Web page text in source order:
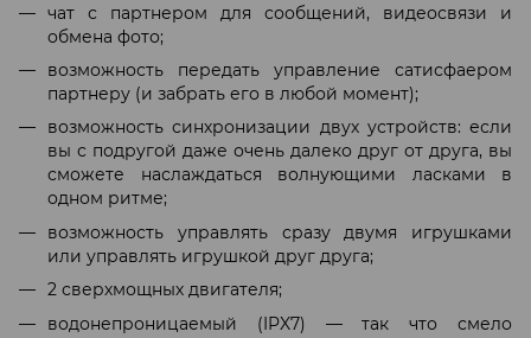
чат с партнером для сообщений, видеосвязи и
обмена фото;
возможность передать управление сатисфаером
партнеру (и забрать его в любой момент);
возможность синхронизации двух устройств: если
вы с подругой даже очень далеко друг от друга, вы
сможете наслаждаться волнующими ласками в
одном ритме;
возможность управлять сразу двумя игрушками
или управлять игрушкой друг друга;
2 сверхмощных двигателя;
водонепроницаемый (IPX7) — так что смело